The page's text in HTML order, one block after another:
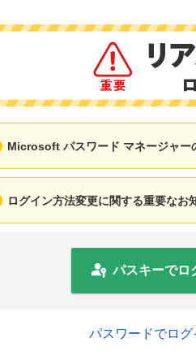
Microsoft パスワード マネージャー
ログイン方法変更に関する重要なお
パスキーでロ
パスワードでログ